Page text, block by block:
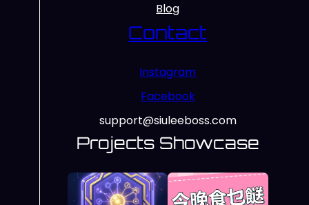
Blog
Contact
Instagram
Facebook
support@siuleeboss.com
Projects Showcase